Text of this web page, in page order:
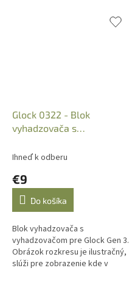
Glock 0322 - Blok
vyhadzovača s
3)
Ihneď k odberu
€9
Do košíka
Blok vyhadzovača s
vyhadzovačom pre Glock Gen 3.
Obrázok rozkresu je ilustračný,
slúži pre zobrazenie kde v